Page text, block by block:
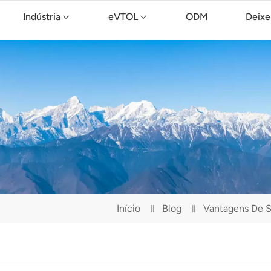
Indústria eVTOL ODM
Início Blog Vantagens De